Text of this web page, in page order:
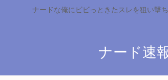
ナードな俺にビビっときたスレを狙い撃
ナード速